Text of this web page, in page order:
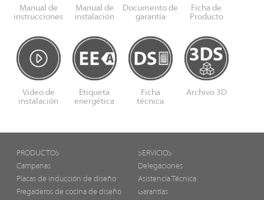
Manual de
instrucciones
Manual de
instalación
Documento de
garantía
Ficha de
Producto
Video de
instalación
Etiqueta
energética
Ficha
técnica
Archivo 3D
PRODUCTOS
Campanas
Placas de inducción de diseño
Fregaderos de cocina de diseño
SERVICIOS
Delegaciones
Asistencia Técnica
Garantías